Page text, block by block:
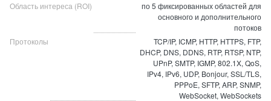
Область интереса (ROI)
по 5 фиксированных областей для
основного и дополнительного
потоков
Протоколы
TCP/IP, ICMP, HTTP, HTTPS, FTP,
DHCP, DNS, DDNS, RTP, RTSP, NTP,
UPnP, SMTP, IGMP, 802.1X, QoS,
IPv4, IPv6, UDP, Bonjour, SSL/TLS,
PPPoE, SFTP, ARP, SNMP,
WebSocket, WebSockets